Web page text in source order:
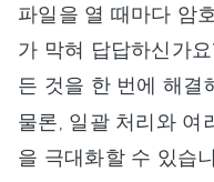
파일을 열 때마다 암
가 막혀 답답하신가
든 것을 한 번에 해결
물론, 일괄 처리와 여
을 극대화할 수 있습